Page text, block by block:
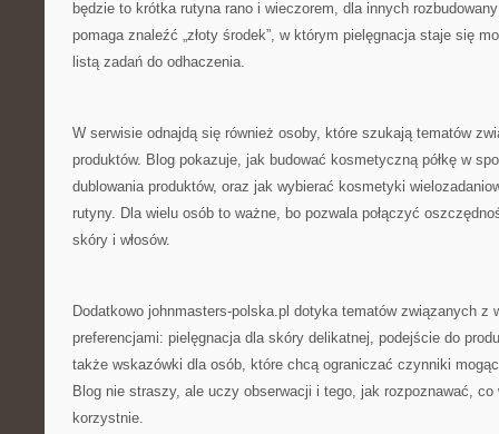
będzie to krótka rutyna rano i wieczorem, dla innych
pomaga znaleźć „złoty środek”, w którym pielęgnacja staje się
listą zadań do odhaczenia.
W serwisie odnajdą się również osoby, które szukają tematów
produktów. Blog pokazuje, jak budować kosmetyczną półkę w
dublowania produktów, oraz jak wybierać kosmetyki
rutyny. Dla wielu osób to ważne, bo pozwala połączyć
skóry i włosów.
Dodatkowo johnmasters-polska.pl dotyka tematów związanych z
preferencjami: pielęgnacja dla skóry delikatnej, podejście do
także wskazówki dla osób, które chcą ograniczać czynniki
Blog nie straszy, ale uczy obserwacji i tego, jak rozpoznawać, co
korzystnie.